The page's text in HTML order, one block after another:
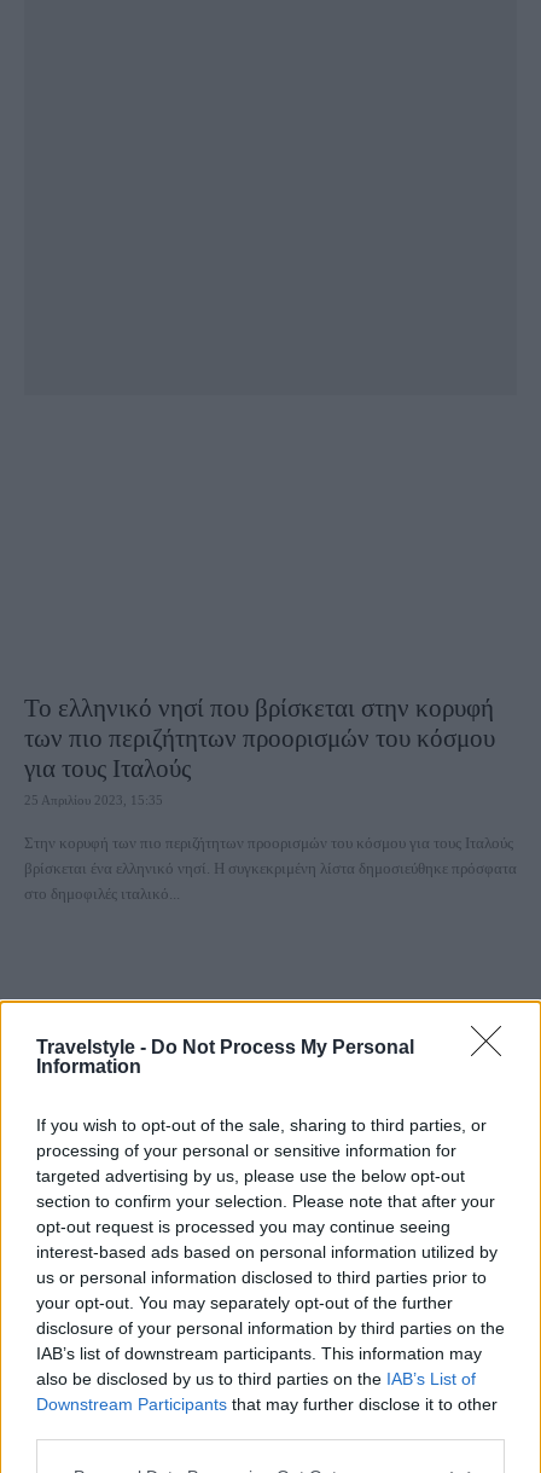
Travelstyle - Do Not Process My Personal
Information
If you wish to opt-out of the sale, sharing to third parties, or
processing of your personal or sensitive information for
targeted advertising by us, please use the below opt-out
section to confirm your selection. Please note that after your
opt-out request is processed you may continue seeing
interest-based ads based on personal information utilized by
us or personal information disclosed to third parties prior to
your opt-out. You may separately opt-out of the further
disclosure of your personal information by third parties on the
IAB’s list of downstream participants. This information may
also be disclosed by us to third parties on the IAB’s List of
Downstream Participants that may further disclose it to other
Το ελληνικό νησί που βρίσκεται στην κορυφή
των πιο περιζήτητων προορισμών του κόσμου
για τους Ιταλούς
25 Απριλίου 2023, 15:35
Στην κορυφή των πιο περιζήτητων προορισμών του κόσμου για τους Ιταλούς
βρίσκεται ένα ελληνικό νησί. Η συγκεκριμένη λίστα δημοσιεύθηκε πρόσφατα
στο δημοφιλές ιταλικό...
Αστυπάλαια: Η εντυπωσιακή παραλία Χρυσή
Άμμος εκμισθώθηκε για να φτιαχτεί beach bar –
Οργή από τους κατοίκους
Αναστάτωση έχει προκαλέσει στη τοπική κοινωνία της Αστυπάλαιας η
απόφαση της δημοτικής Αρχής να δώσει προέγκριση για την εκμίσθωση της
Χρυσής Άμμου, μιας από...